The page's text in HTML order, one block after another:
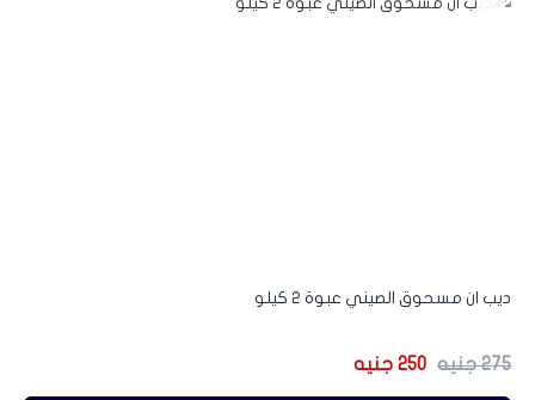
ديب ان مسحوق الصيني عبوة 2 كيلو
275 جنيه 250 جنيه